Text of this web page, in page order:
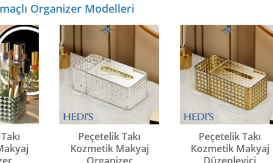
Organizer Modelleri
Peçetelik Takı
Kozmetik Makyaj
Organizer
Peçetelik Takı
Kozmetik Makyaj
Düzenleyici